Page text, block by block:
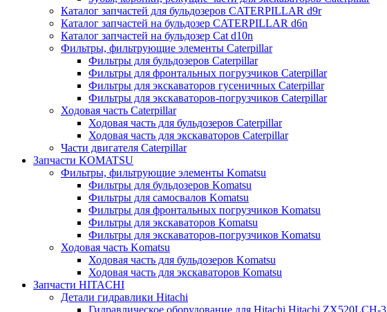
Каталог запчастей для бульдозеров CATERPILLAR d9r
Каталог запчастей на бульдозер CATERPILLAR d6n
Каталог запчастей на бульдозер Сat d10n
Фильтры, фильтрующие элементы Caterpillar
Фильтры для бульдозеров Caterpillar
Фильтры для фронтальных погрузчиков Caterpillar
Фильтры для экскаваторов гусеничных Caterpillar
Фильтры для экскаваторов-погрузчиков Caterpillar
Ходовая часть Caterpillar
Ходовая часть для бульдозеров Caterpillar
Ходовая часть для экскаваторов Caterpillar
Части двигателя Caterpillar
Запчасти KOMATSU
Фильтры, фильтрующие элементы Komatsu
Фильтры для бульдозеров Komatsu
Фильтры для самосвалов Komatsu
Фильтры для фронтальных погрузчиков Komatsu
Фильтры для экскаваторов Komatsu
Фильтры для экскаваторов-погрузчиков Komatsu
Ходовая часть Komatsu
Ходовая часть для бульдозеров Komatsu
Ходовая часть для экскаваторов Komatsu
Запчасти HITACHI
Детали гидравлики Hitachi
Гидравлическое оборудование для Hitachi Hitachi ZX520LCH-3